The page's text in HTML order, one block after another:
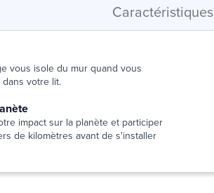
Caractéristiques
vous isole du mur quand vous
votre lit.
impact sur la planète et participer
de kilomètres avant de s'installer